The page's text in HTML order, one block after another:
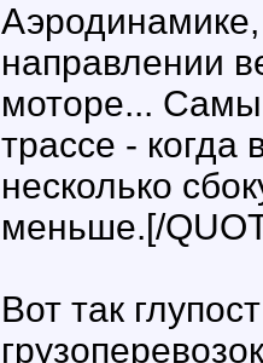
направлении
моторе...
трассе - когда
несколько
меньше.[/
Вот так